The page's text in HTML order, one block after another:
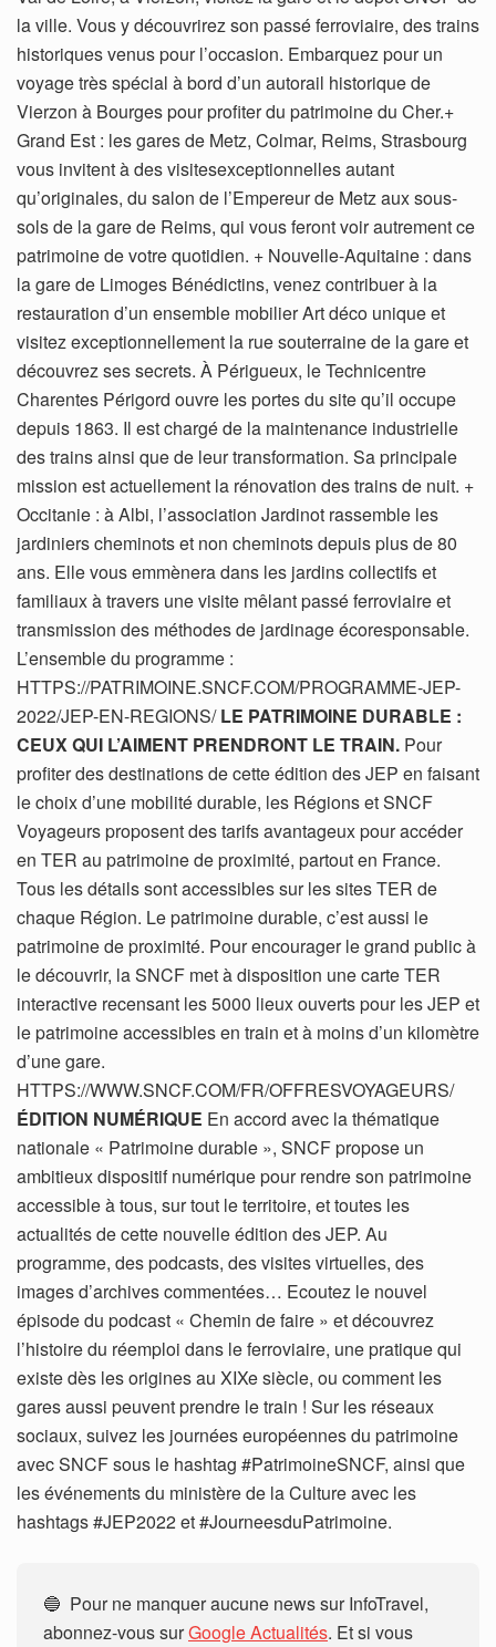
la ville. Vous y découvrirez son passé ferroviaire, des trains
historiques venus pour l’occasion. Embarquez pour un
voyage très spécial à bord d’un autorail historique de
Vierzon à Bourges pour profiter du patrimoine du Cher.+
Grand Est : les gares de Metz, Colmar, Reims, Strasbourg
vous invitent à des visitesexceptionnelles autant
qu’originales, du salon de l’Empereur de Metz aux sous-
sols de la gare de Reims, qui vous feront voir autrement ce
patrimoine de votre quotidien. + Nouvelle-Aquitaine : dans
la gare de Limoges Bénédictins, venez contribuer à la
restauration d’un ensemble mobilier Art déco unique et
visitez exceptionnellement la rue souterraine de la gare et
découvrez ses secrets. À Périgueux, le Technicentre
Charentes Périgord ouvre les portes du site qu’il occupe
depuis 1863. Il est chargé de la maintenance industrielle
des trains ainsi que de leur transformation. Sa principale
mission est actuellement la rénovation des trains de nuit. +
Occitanie : à Albi, l’association Jardinot rassemble les
jardiniers cheminots et non cheminots depuis plus de 80
ans. Elle vous emmènera dans les jardins collectifs et
familiaux à travers une visite mêlant passé ferroviaire et
transmission des méthodes de jardinage écoresponsable.
L’ensemble du programme :
HTTPS://PATRIMOINE.SNCF.COM/PROGRAMME-JEP-
2022/JEP-EN-REGIONS/LE PATRIMOINE DURABLE :
CEUX QUI L’AIMENT PRENDRONT LE TRAIN. Pour
profiter des destinations de cette édition des JEP en faisant
le choix d’une mobilité durable, les Régions et SNCF
Voyageurs proposent des tarifs avantageux pour accéder
en TER au patrimoine de proximité, partout en France.
Tous les détails sont accessibles sur les sites TER de
chaque Région. Le patrimoine durable, c’est aussi le
patrimoine de proximité. Pour encourager le grand public à
le découvrir, la SNCF met à disposition une carte TER
interactive recensant les 5000 lieux ouverts pour les JEP et
le patrimoine accessibles en train et à moins d’un kilomètre
d’une gare.
HTTPS://WWW.SNCF.COM/FR/OFFRESVOYAGEURS/
ÉDITION NUMÉRIQUE En accord avec la thématique
nationale « Patrimoine durable », SNCF propose un
ambitieux dispositif numérique pour rendre son patrimoine
accessible à tous, sur tout le territoire, et toutes les
actualités de cette nouvelle édition des JEP. Au
programme, des podcasts, des visites virtuelles, des
images d’archives commentées… Ecoutez le nouvel
épisode du podcast « Chemin de faire » et découvrez
l’histoire du réemploi dans le ferroviaire, une pratique qui
existe dès les origines au XIXe siècle, ou comment les
gares aussi peuvent prendre le train ! Sur les réseaux
sociaux, suivez les journées européennes du patrimoine
avec SNCF sous le hashtag #PatrimoineSNCF, ainsi que
les événements du ministère de la Culture avec les
hashtags #JEP2022 et #JourneesduPatrimoine.
🔵 Pour ne manquer aucune news sur InfoTravel,
abonnez-vous surGoogle Actualités. Et si vous